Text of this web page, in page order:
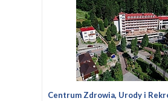
Centrum Zdrowia, Urody i